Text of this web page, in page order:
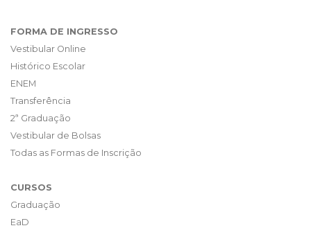
FORMA DE INGRESSO
Vestibular Online
Histórico Escolar
ENEM
Transferência
2ª Graduação
Vestibular de Bolsas
Todas as Formas de Inscrição
CURSOS
Graduação
EaD